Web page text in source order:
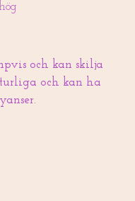
och kan skilja
och kan ha